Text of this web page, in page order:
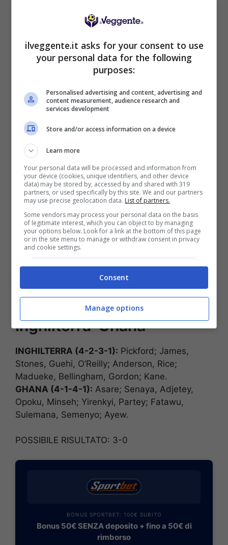
ISCRIVITI al canaleTELEGRAMper ricevere
GRATIS le notifiche con altri pronostici last
minute esclusivi anche su MARCATORI, TIRI E
CLICCA QUI
Le probabili formazioni di
Inghilterra-Ghana
INGHILTERRA (4-2-3-1): Pickford; James,
Stones, Guehi, O’Reilly; Anderson, Rice;
Madueke, Bellingham, Gordon; Kane.
GHANA (4-1-4-1): Asare; Senaya, Adjetey,
Opoku, Minseh; Yirenkyi, Partey; Fatawu,
Sulemana, Semenyo; Ayew.
POSSIBILE RISULTATO: 3-0
BONUS SPORTBET: 100€ SUBITO
Bonus 50€ SENZA deposito + fino a 50€ di
rimborso
ilveggente.it asks for your consent to use
your personal data for the following
purposes:
Personalised advertising and content, advertising and
content measurement, audience research and
services development
Store and/or access information on a device
Learn more
Your personal data will be processed and information from
your device (cookies, unique identifiers, and other device
data) may be stored by, accessed by and shared with 319
partners, or used specifically by this site. We and our partners
may use precise geolocation data. List of partners.
Some vendors may process your personal data on the basis
of legitimate interest, which you can object to by managing
your options below. Look for a link at the bottom of this page
or in the site menu to manage or withdraw consent in privacy
and cookie settings.
Consent
Manage options